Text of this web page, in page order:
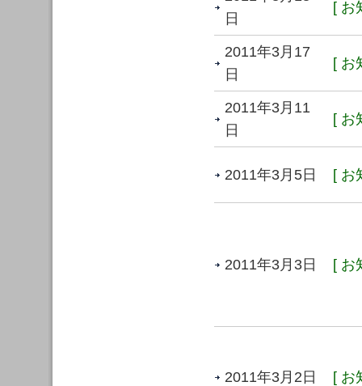
日
[ お
2011年3月17
日
[ お
2011年3月11
日
[ お
2011年3月5日 [ お
2011年3月3日 [ お
2011年3月2日 [ お